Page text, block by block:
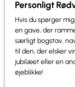
Personligt
Hvis du spørger
en gave, der
særligt bogstav,
til den, der elsker
jubilæet eller en
øjeblikke!